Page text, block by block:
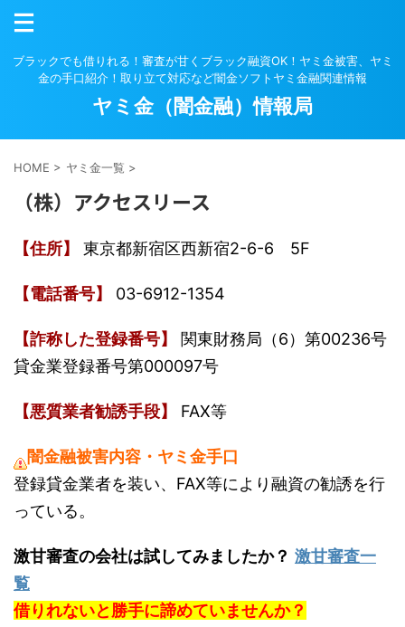
ブラックでも借りれる！審査が甘くブラック融資OK！ヤミ金被害、ヤミ
金の手口紹介！取り立て対応など闇金ソフトヤミ金融関連情報
ヤミ金（闇金融）情報局
HOME > ヤミ金一覧 >
（株）アクセスリース
【住所】 東京都新宿区西新宿2-6-6 5F
【電話番号】 03-6912-1354
【詐称した登録番号】
関東財務局（6）第00236号
貸金業登録番号第000097号
【悪質業者勧誘手段】 FAX等
闇金融被害内容・ヤミ金手口
登録貸金業者を装い、FAX等により融資の勧誘を行
っている。
激甘審査の会社は試してみましたか？ 激甘審査一
覧
借りれないと勝手に諦めていませんか？